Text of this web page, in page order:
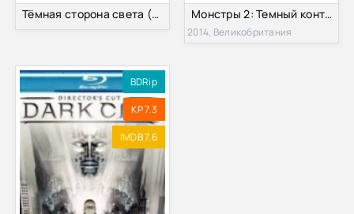
Тёмная сторона света (2013) Монстры 2: Темный континент (2014)
2014, Великобритания
BDRip
KP 7.3
IMDB 7.6